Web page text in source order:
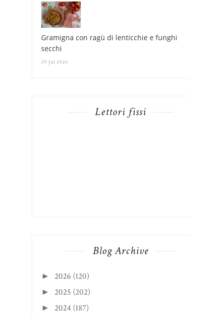
Gramigna con ragù di lenticchie e funghi
secchi
29 Jul 2026
Lettori fissi
Blog Archive
► 2026 (120)
► 2025 (202)
► 2024 (187)